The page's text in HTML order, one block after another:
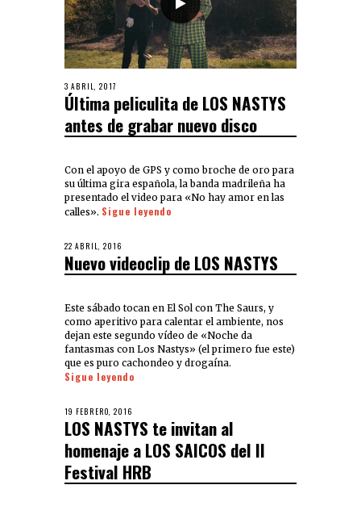
3 ABRIL, 2017
Última peliculita de LOS NASTYS
antes de grabar nuevo disco
Con el apoyo de GPS y como broche de oro para
su última gira española, la banda madrileña ha
presentado el video para «No hay amor en las
calles». Sigue leyendo
22 ABRIL, 2016
Nuevo videoclip de LOS NASTYS
Este sábado tocan en El Sol con The Saurs, y
como aperitivo para calentar el ambiente, nos
dejan este segundo vídeo de «Noche da
fantasmas con Los Nastys» (el primero fue este)
que es puro cachondeo y drogaína.
Sigue leyendo
19 FEBRERO, 2016
LOS NASTYS te invitan al
homenaje a LOS SAICOS del II
Festival HRB